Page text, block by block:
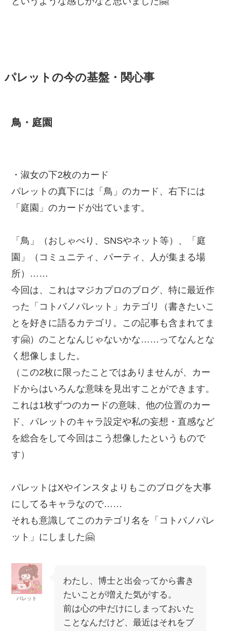
パレットの今の基盤・関心事
鳥・庭園
・淑女の下2枚のカード
パレットの真下には「鳥」のカード、右下には
「庭園」のカードが出ています。
「鳥」（おしゃべり、SNSやネット等）、「庭
園」（コミュニティ、パーティ、人が集まる場
所）……
今回は、これはマジカプロのブログ、特に最近作
った「コトバノパレット」カテゴリ（書きたいこ
とを好きに語るカテゴリ。この記事も含まれてま
す🤗）のことなんじゃないかな……ってなんとな
く想像しました。
（この2枚に限ったことではありませんが、カー
ドからはいろんな意味を見出すことができます。
これは1枚ずつのカードの意味、他の位置のカー
ド、パレットのキャラ設定や私の妄想・直感など
を総合をして今回はこう想像したというもので
す）
パレットはXやインスタよりもこのブログを大事
にしてるキャラなので……
それも意識してこのカテゴリ名を「コトバノパレ
ット」にしました🤗
パレット
わたし、博士と出会ってから書き
たいことが増えた気がする。
前は心の中だけにしまっておいた
ことなんだけど、最近はそれをブ